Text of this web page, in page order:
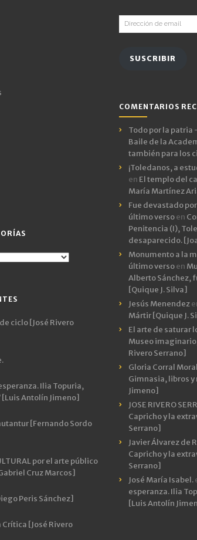
ciclo [José Rivero
Ilia Topuria,
Antolín Jimeno]
[Fernando Sordo
por el arte público
Cruz Marcos]
Peris Sánchez]
Crítica [José Rivero
Dirección
de
SUSCRIBIR
COMENTARIOS
Todo por la patria
Baile de la
también para los
¡Toledanos, a
en El templo del
María Martínez
Fue devastado
último versoen
Penitencia (I),
desaparecido.
Monumento a la
último versoen
Alberto Sánchez,
[Quique J. Silva]
Jesús Menendez
Mártir [Quique J.
El arte de saturar
Museo
Rivero Serrano]
Gloria Corral
Gimnasia, libros y
Jimeno]
JOSE RIVERO
Capricho y la
Serrano]
Javier Álvarez de
Capricho y la
Serrano]
José María Isabel.
esperanza. Ilia
[Luis Antolín